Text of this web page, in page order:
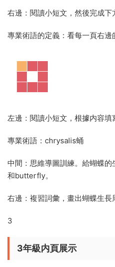
右邊：閱讀小短文，然後完成下
專業術語的定義：看每一頁右邊
左邊：閱讀小短文，根據内容填
專業術語：chrysalis蛹
中間：思維導圖訓練。給蝴蝶
和butterfly。
右邊：複習詞彙，畫出蝴蝶生長
3
3年級内頁展示